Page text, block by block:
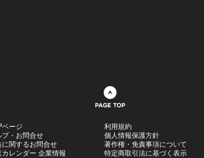
ページ
プ・お問合せ
に関するお問合せ
カレンダー 企業情報
利用規約
個人情報保護方針
著作権・免責事項について
特定商取引法に基づく表示